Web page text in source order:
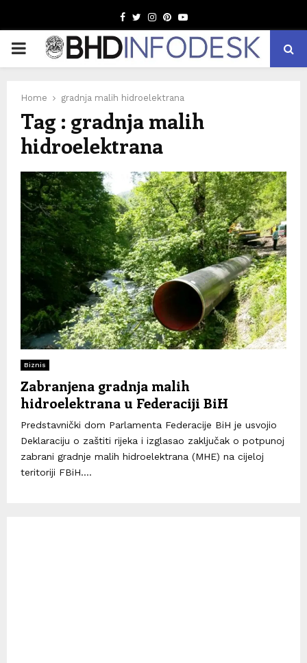
Facebook
TwitterInstagram
Pinterest
Youtube
PRIMARY
Home gradnja malih hidroelektrana
Tag : gradnja malih
hidroelektrana
Biznis
Zabranjena gradnja malih
hidroelektrana u Federaciji BiH
Predstavnički dom Parlamenta Federacije BiH je usvojio
Deklaraciju o zaštiti rijeka i izglasao zaključak o potpunoj
zabrani gradnje malih hidroelektrana (MHE) na cijeloj
teritoriji FBiH....